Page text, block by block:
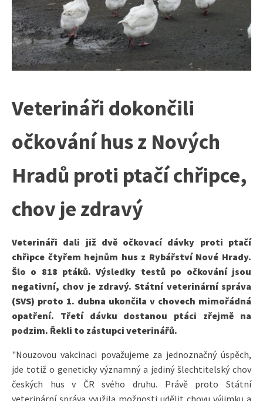
Veterináři dokončili
očkování hus z Nových
Hradů proti ptačí chřipce,
chov je zdravý
Veterináři dali již dvě očkovací dávky proti ptačí
chřipce čtyřem hejnům hus z Rybářství Nové Hrady.
Šlo o 818 ptáků. Výsledky testů po očkování jsou
negativní, chov je zdravý. Státní veterinární správa
(SVS) proto 1. dubna ukončila v chovech mimořádná
opatření. Třetí dávku dostanou ptáci zřejmě na
podzim. Řekli to zástupci veterinářů.
"Nouzovou vakcinaci považujeme za jednoznačný úspěch,
jde totiž o geneticky významný a jediný šlechtitelský chov
českých hus v ČR svého druhu. Právě proto Státní